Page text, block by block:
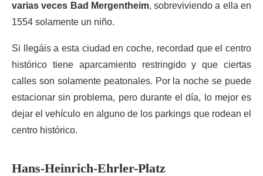
varias veces Bad Mergentheim, sobreviviendo a ella en
1554 solamente un niño.
Si llegáis a esta ciudad en coche, recordad que el centro
histórico tiene aparcamiento restringido y que ciertas
calles son solamente peatonales. Por la noche se puede
estacionar sin problema, pero durante el día, lo mejor es
dejar el vehículo en alguno de los parkings que rodean el
centro histórico.
Hans-Heinrich-Ehrler-Platz